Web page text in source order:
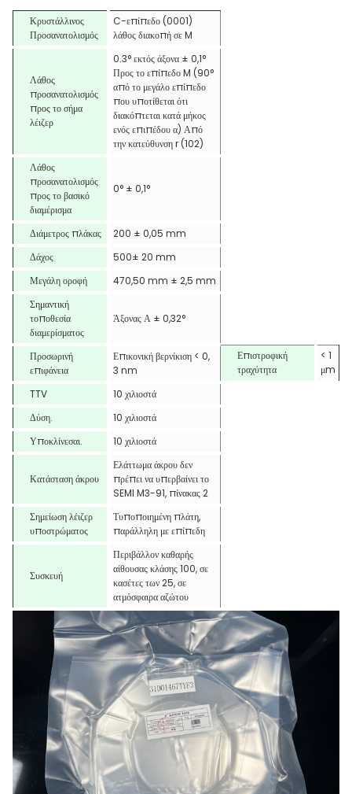
Κρυστάλλινος
Προσανατολισμός
C-επίπεδο (0001)
λάθος διακοπή σε M
Λάθος
προσανατολισμός
προς το σήμα
λέιζερ
0.3° εκτός άξονα ± 0,1°
Προς το επίπεδο M (90°
από το μεγάλο επίπεδο
που υποτίθεται ότι
διακόπτεται κατά μήκος
ενός επιπέδου α) Από
την κατεύθυνση r (102)
Λάθος
προσανατολισμός
προς το βασικό
διαμέρισμα
0° ± 0,1°
Διάμετρος πλάκας
200 ± 0,05 mm
Δάχος
500± 20 mm
Μεγάλη οροφή
470,50 mm ± 2,5 mm
Σημαντική
τοποθεσία
διαμερίσματος
Άξονας Α ± 0,32°
Προσωρινή
επιφάνεια
Επικονική βερνίκιση < 0,
3 nm
Επιστροφική
τραχύτητα
< 1
μm
TTV
10 χιλιοστά
Δύση.
10 χιλιοστά
Υποκλίνεσαι.
10 χιλιοστά
Κατάσταση άκρου
Ελάττωμα άκρου δεν
πρέπει να υπερβαίνει το
SEMI M3-91, πίνακας 2
Σημείωση λέιζερ
υποστρώματος
Τυποποιημένη πλάτη,
παράλληλη με επίπεδη
Συσκευή
Περιβάλλον καθαρής
αίθουσας κλάσης 100, σε
κασέτες των 25, σε
ατμόσφαιρα αζώτου